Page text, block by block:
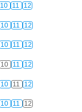
10 11 12
10 11 12
10 11 12
10 11 12
10 11 12
10 11 12